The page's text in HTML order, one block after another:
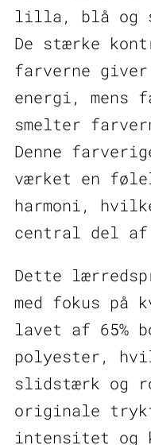
lilla, blå og
De stærke
farverne
energi, mens
smelter
Denne
værket en
harmoni,
central del af
Dette
med fokus
lavet af 65%
polyester,
slidstærk og
originale
intensitet og